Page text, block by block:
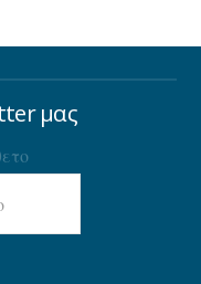
μας